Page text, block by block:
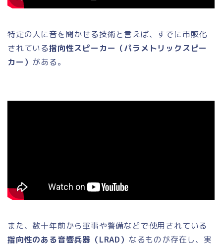
特定の人に音を聞かせる技術と言えば、すでに市販化
されている指向性スピーカー（パラメトリックスピー
カー） がある。
また、数十年前から軍事や警備などで使用されている
指向性のある音響兵器（LRAD） なるものが存在し、実